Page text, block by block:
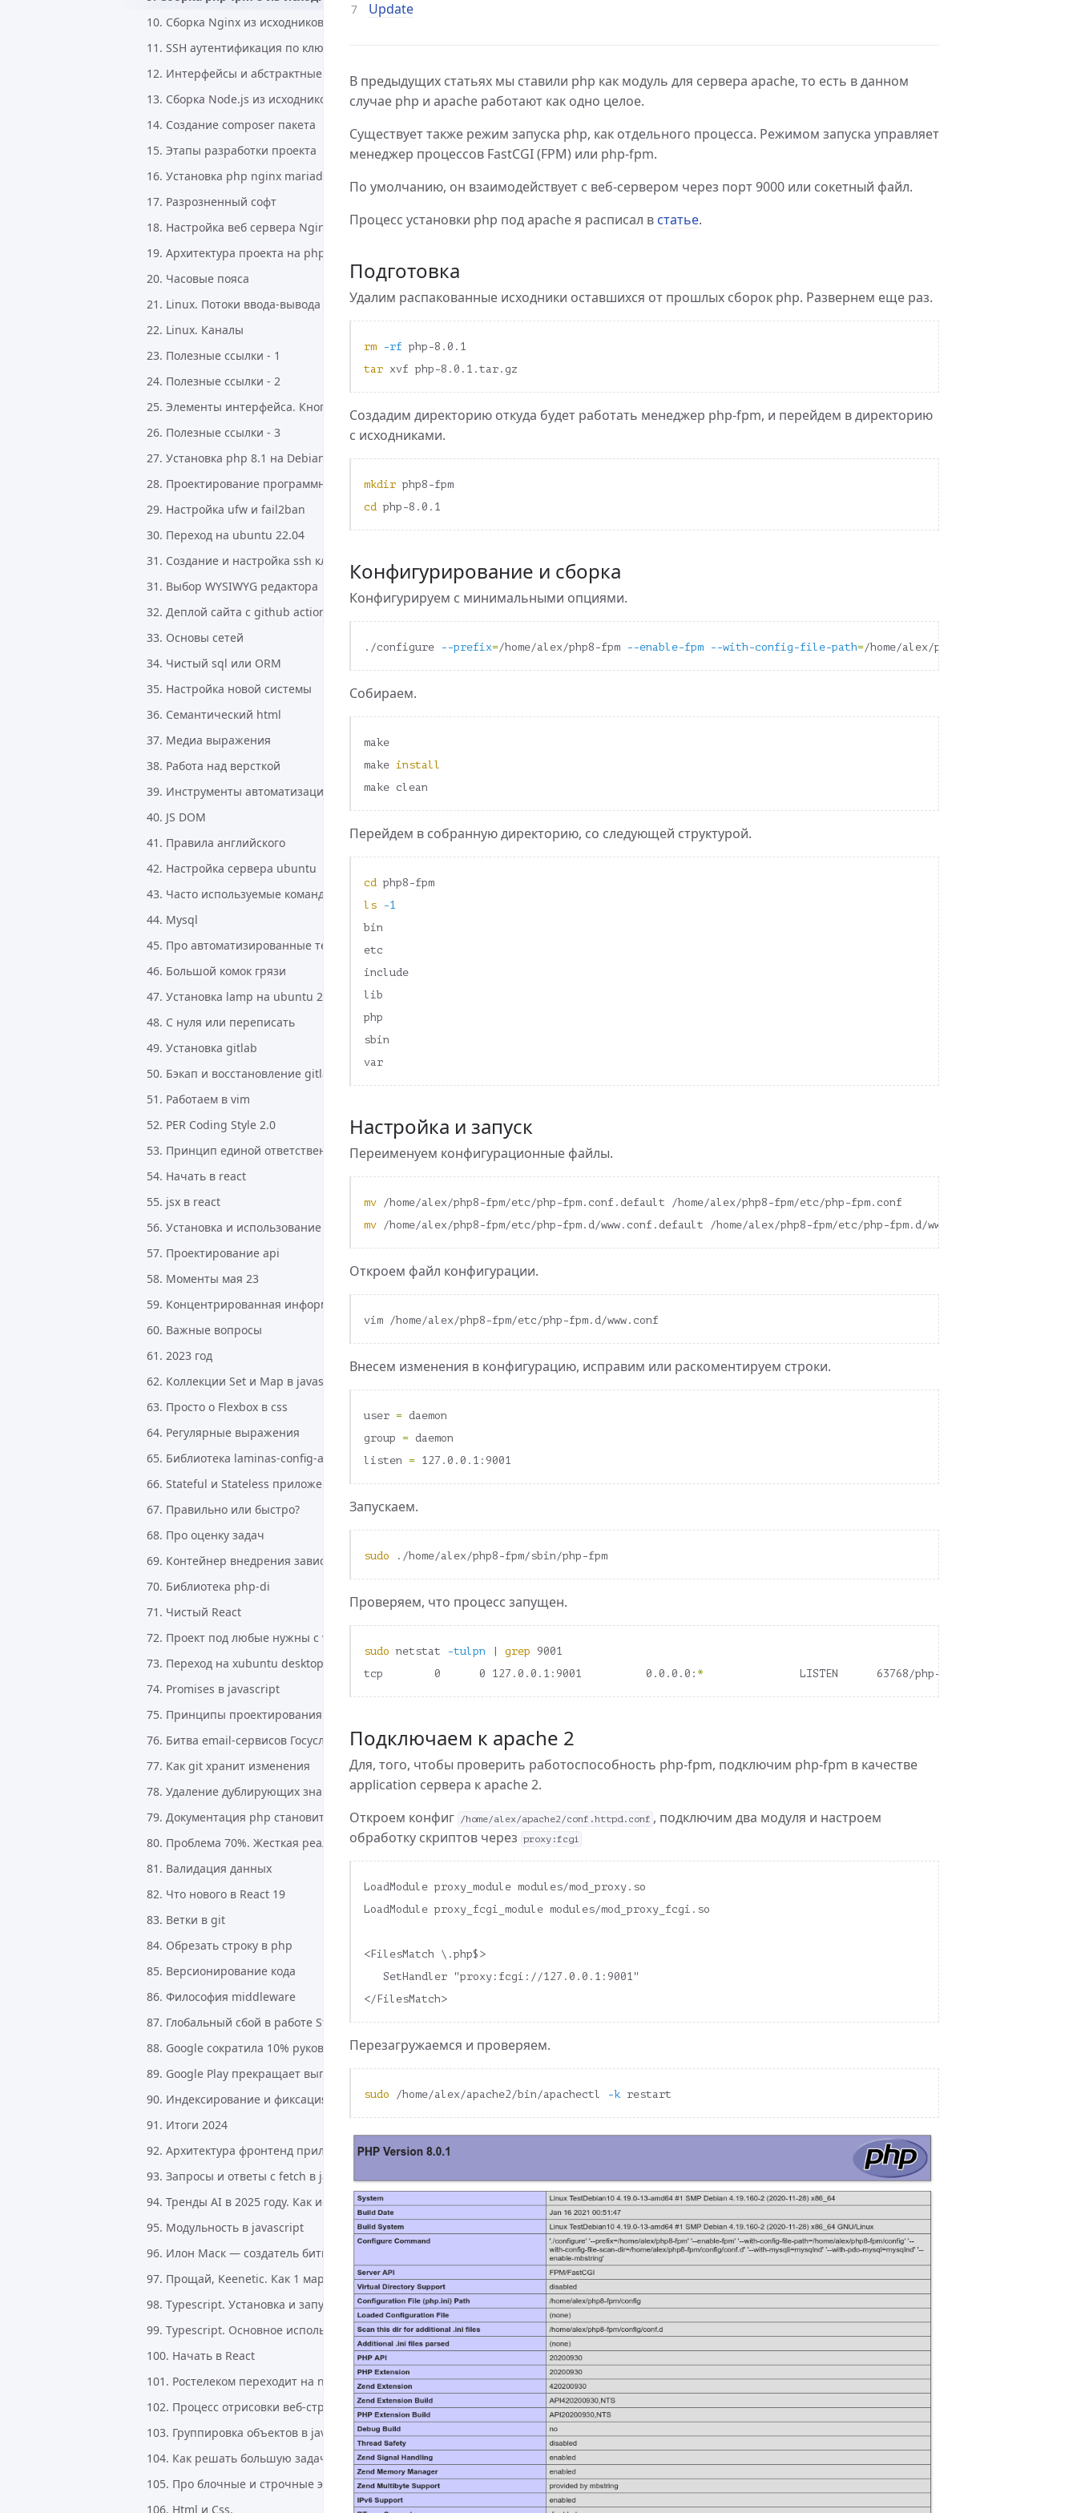
10. Сборка Nginx из исходников на Debian 10
11. SSH аутентификация по ключу
12. Интерфейсы и абстрактные классы в php
13. Сборка Node.js из исходников на Debian 10
14. Создание composer пакета
15. Этапы разработки проекта
16. Установка php nginx mariadb на Debian 10
17. Разрозненный софт
18. Настройка веб сервера Nginx
19. Архитектура проекта на php
20. Часовые пояса
21. Linux. Потоки ввода-вывода
22. Linux. Каналы
23. Полезные ссылки - 1
24. Полезные ссылки - 2
25. Элементы интерфейса. Кнопки
26. Полезные ссылки - 3
27. Установка php 8.1 на Debian
28. Проектирование программного обеспечения. Базовые понятия
29. Настройка ufw и fail2ban
30. Переход на ubuntu 22.04
31. Создание и настройка ssh ключей
31. Выбор WYSIWYG редактора
32. Деплой сайта с github actions
33. Основы сетей
34. Чистый sql или ORM
35. Настройка новой системы
36. Семантический html
37. Медиа выражения
38. Работа над версткой
39. Инструменты автоматизации в php
40. JS DOM
41. Правила английского
42. Настройка сервера ubuntu
43. Часто используемые команды в linux
44. Mysql
45. Про автоматизированные тесты
46. Большой комок грязи
47. Установка lamp на ubuntu 22.04
48. С нуля или переписать
49. Установка gitlab
50. Бэкап и восстановление gitlab
51. Работаем в vim
52. PER Coding Style 2.0
53. Принцип единой ответственности (Single Responsibility Principle)
54. Начать в react
55. jsx в react
56. Установка и использование mkcert
57. Проектирование api
58. Моменты мая 23
59. Концентрированная информация
60. Важные вопросы
61. 2023 год
62. Коллекции Set и Map в javascript
63. Просто о Flexbox в css
64. Регулярные выражения
65. Библиотека laminas-config-aggregator
66. Stateful и Stateless приложения
67. Правильно или быстро?
68. Про оценку задач
69. Контейнер внедрения зависимостей в php
70. Библиотека php-di
71. Чистый React
72. Проект под любые нужны с vite
73. Переход на xubuntu desktop 24.04
74. Promises в javascript
75. Принципы проектирования программного обеспечения
76. Битва email-сервисов Госуслуги предлагают альтернативу Gmail
77. Как git хранит изменения
78. Удаление дублирующих значений из строки php
79. Документация php становится интерактивной
80. Проблема 70%. Жесткая реальность использования ИИ в программировании
81. Валидация данных
82. Что нового в React 19
83. Ветки в git
84. Обрезать строку в php
85. Версионирование кода
86. Философия middleware
87. Глобальный сбой в работе Steam
88. Google сократила 10% руководителей
89. Google Play прекращает выплаты разработчикам из России, как меняются правила игры
90. Индексирование и фиксация в git
91. Итоги 2024
92. Архитектура фронтенд приложений
93. Запросы и ответы с fetch в javascript
94. Тренды AI в 2025 году. Как искусственный интеллект меняет наше будущее
95. Модульность в javascript
96. Илон Маск — создатель биткоина? Правда или миф?
97. Прощай, Keenetic. Как 1 марта 2025 года изменит использование роутеров в России
98. Typescript. Установка и запуск
99. Typescript. Основное использование типов
100. Начать в React
101. Ростелеком переходит на no-code платформу Акола - новый этап цифровой трансформации
102. Процесс отрисовки веб-страницы браузером
103. Группировка объектов в javascript
104. Как решать большую задачу
105. Про блочные и строчные элементы
106. Html и Сss.
Update
В предыдущих статьях мы ставили php как модуль для сервера apache, то есть в данном
случае php и apache работают как одно целое.
Существует также режим запуска php, как отдельного процесса. Режимом запуска управляет
менеджер процессов FastCGI (FPM) или php-fpm.
По умолчанию, он взаимодействует с веб-сервером через порт 9000 или сокетный файл.
Процесс установки php под apache я расписал в статье.
Подготовка
Удалим распакованные исходники оставшихся от прошлых сборок php. Развернем еще раз.
rm -rf
tar
Создадим директорию откуда будет работать менеджер php-fpm, и перейдем в директорию
с исходниками.
mkdir
cd
Конфигурирование и сборка
Конфигурируем с минимальными опциями.
./configure --prefix=/home/alex/php8-fpm --enable-fpm --with-config-file-path=/home/alex/php8-fpm/config
Собираем.
make
make
Перейдем в собранную директорию, со следующей структурой.
cd
ls
-1
bin
etc
include
lib
php
sbin
Настройка и запуск
Переименуем конфигурационные файлы.
mv
mv
Откроем файл конфигурации.
Внесем изменения в конфигурацию, исправим или раскоментируем строки.
user = daemon
group = daemon
listen =
Запускаем.
sudo
Проверяем, что процесс запущен.
sudo netstat -tulpn grep 9001
tcp        0      0 127.0.0.1:9001          0.0.0.0: *
Подключаем к apache 2
Для, того, чтобы проверить работоспособность php-fpm, подключим php-fpm в качестве
application сервера к apache 2.
Откроем конфиг /home/alex/apache2/conf.httpd.conf , подключим два модуля и настроем
обработку скриптов через proxy:fcgi
LoadModule proxy_module modules/mod_proxy.so
LoadModule proxy_fcgi_module modules/mod_proxy_fcgi.so
<FilesMatch \.php$>
   SetHandler "proxy:fcgi://127.0.0.1:9001"
Перезагружаемся и проверяем.
sudo /home/alex/apache2/bin/apachectl -k